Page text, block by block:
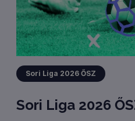
Sori Liga 2026 ŐSZ
Sori Liga 2026